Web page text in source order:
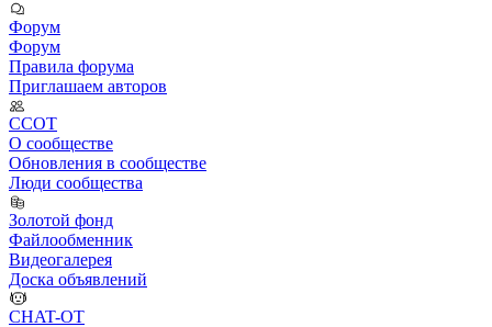
Форум
Форум
Правила форума
Приглашаем авторов
ССОТ
О сообществе
Обновления в сообществе
Люди сообщества
Золотой фонд
Файлообменник
Видеогалерея
Доска объявлений
CHAT-OT